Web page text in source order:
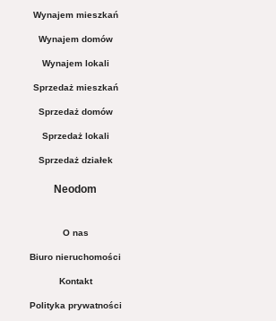
Wynajem mieszkań
Wynajem domów
Wynajem lokali
Sprzedaż mieszkań
Sprzedaż domów
Sprzedaż lokali
Sprzedaż działek
Neodom
O nas
Biuro nieruchomości
Kontakt
Polityka prywatności